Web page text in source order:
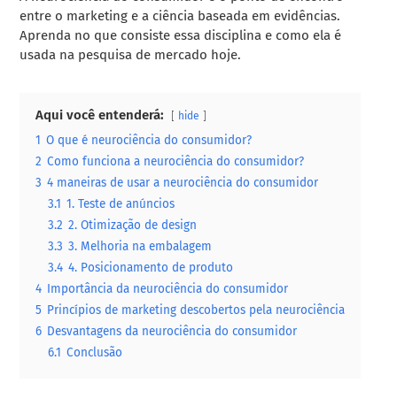
entre o marketing e a ciência baseada em evidências.
Aprenda no que consiste essa disciplina e como ela é
usada na pesquisa de mercado hoje.
Aqui você entenderá: hide
1 O que é neurociência do consumidor?
2 Como funciona a neurociência do consumidor?
3 4 maneiras de usar a neurociência do consumidor
3.1 1. Teste de anúncios
3.2 2. Otimização de design
3.3 3. Melhoria na embalagem
3.4 4. Posicionamento de produto
4 Importância da neurociência do consumidor
5 Princípios de marketing descobertos pela neurociência
6 Desvantagens da neurociência do consumidor
6.1 Conclusão